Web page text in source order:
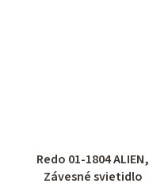
Redo 01-1804 ALIEN,
Závesné svietidlo